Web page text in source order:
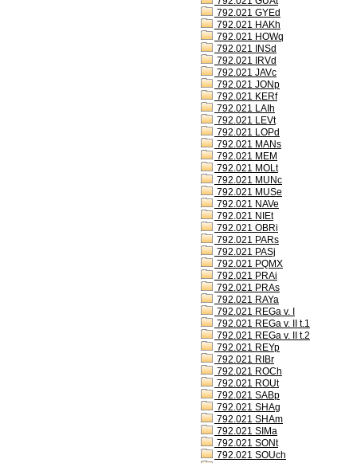
792.021 GYEd
792.021 HAKh
792.021 HOWq
792.021 INSd
792.021 IRVd
792.021 JAVc
792.021 JONp
792.021 KERf
792.021 LAIh
792.021 LEVt
792.021 LOPd
792.021 MANs
792.021 MEM
792.021 MOLt
792.021 MUNc
792.021 MUSe
792.021 NAVe
792.021 NIEt
792.021 OBRi
792.021 PARs
792.021 PASj
792.021 PQMX
792.021 PRAi
792.021 PRAs
792.021 RAYa
792.021 REGa v. I
792.021 REGa v. II t.1
792.021 REGa v. II t.2
792.021 REYp
792.021 RIBr
792.021 ROCh
792.021 ROUt
792.021 SABp
792.021 SHAg
792.021 SHAm
792.021 SIMa
792.021 SONt
792.021 SOUch